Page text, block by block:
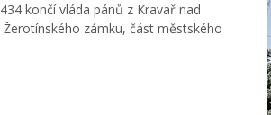
končí vláda pánů z Kravař nad
zámku, část městského